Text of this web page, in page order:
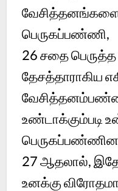
பெருகப்பண்ணி,
26 சதை
தேசத்தாராகிய
உண்டாக்கும்படி
27 ஆதலால்,
உனக்கு